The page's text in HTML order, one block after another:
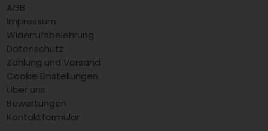
AGB
Impressum
Widerrufsbelehrung
Datenschutz
Zahlung und Versand
Cookie Einstellungen
Über uns
Bewertungen
Kontaktformular